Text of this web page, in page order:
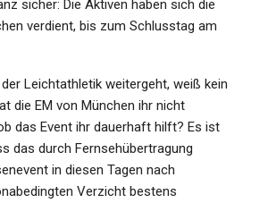
sicher: Die Aktiven haben sich die
verdient, bis zum Schlusstag am
Leichtathletik weitergeht, weiß kein
die EM von München ihr nicht
das Event ihr dauerhaft hilft? Es ist
das durch Fernsehübertragung
in diesen Tagen nach
Verzicht bestens